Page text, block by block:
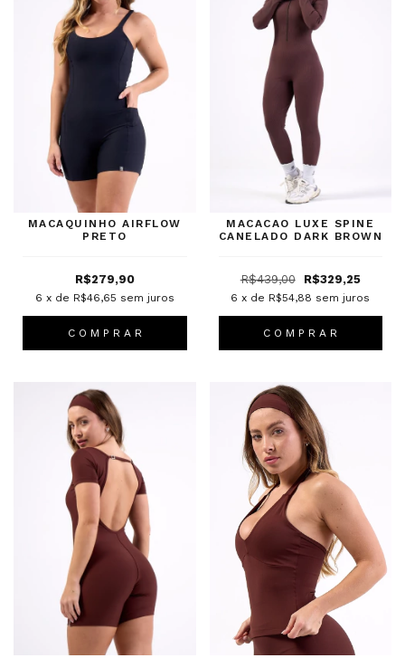
MACAQUINHO AIRFLOW
PRETO
R$279,90
6 x de R$46,65 sem juros
C O M P R A R
MACACAO LUXE SPINE
CANELADO DARK BROWN
R$439,00 R$329,25
6 x de R$54,88 sem juros
C O M P R A R